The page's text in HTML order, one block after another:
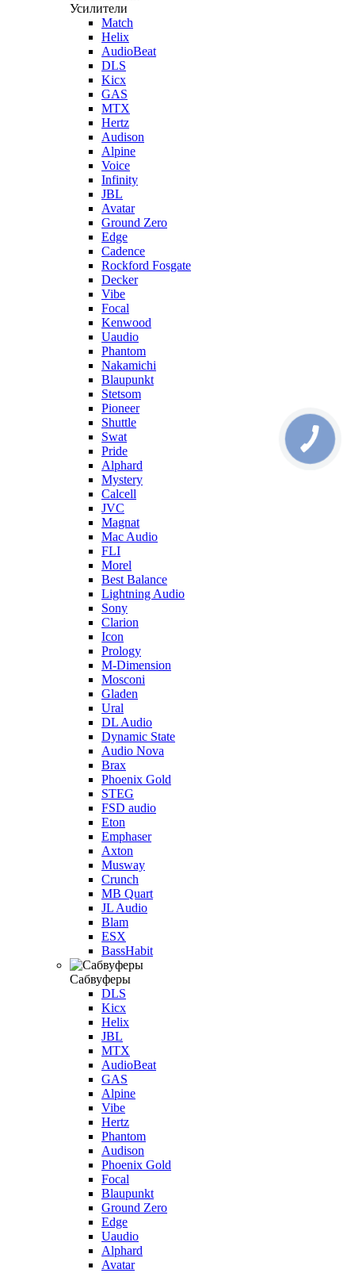
Усилители
Match
Helix
AudioBeat
DLS
Kicx
GAS
MTX
Hertz
Audison
Alpine
Voice
Infinity
JBL
Avatar
Ground Zero
Edge
Cadence
Rockford Fosgate
Decker
Vibe
Focal
Kenwood
Uaudio
Phantom
Nakamichi
Blaupunkt
Stetsom
Pioneer
Shuttle
Swat
Pride
Alphard
Mystery
Calcell
JVC
Magnat
Mac Audio
FLI
Morel
Best Balance
Lightning Audio
Sony
Clarion
Icon
Prology
M-Dimension
Mosconi
Gladen
Ural
DL Audio
Dynamic State
Audio Nova
Brax
Phoenix Gold
STEG
FSD audio
Eton
Emphaser
Axton
Musway
Crunch
MB Quart
JL Audio
Blam
ESX
BassHabit
Сабвуферы
DLS
Kicx
Helix
JBL
MTX
AudioBeat
GAS
Alpine
Vibe
Hertz
Phantom
Audison
Phoenix Gold
Focal
Blaupunkt
Ground Zero
Edge
Uaudio
Alphard
Avatar